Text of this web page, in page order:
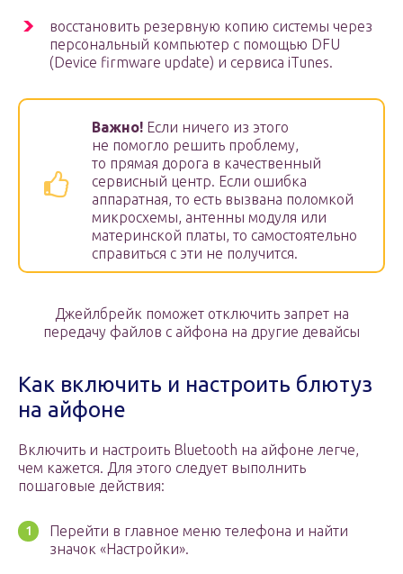
восстановить резервную копию системы через
персональный компьютер с помощью DFU
(Device firmware update) и сервиса iTunes.
Важно! Если ничего из этого
не помогло решить проблему,
то прямая дорога в качественный
сервисный центр. Если ошибка
аппаратная, то есть вызвана поломкой
микросхемы, антенны модуля или
материнской платы, то самостоятельно
справиться с эти не получится.
Джейлбрейк поможет отключить запрет на
передачу файлов с айфона на другие девайсы
Как включить и настроить блютуз
на айфоне
Включить и настроить Bluetooth на айфоне легче,
чем кажется. Для этого следует выполнить
пошаговые действия:
Перейти в главное меню телефона и найти
значок «Настройки».